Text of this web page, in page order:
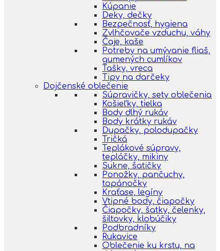
Kúpanie
Deky, dečky
Bezpečnosť, hygiena
Zvlhčovače vzduchu, váhy
Čaje, kaše
Potreby na umývanie fliaš,
gumených cumlíkov
Tašky, vreca
Tipy na darčeky
Dojčenské oblečenie
Súpravičky, sety oblečenia
Košieľky, tielka
Body dlhý rukáv
Body krátky rukáv
Dupačky, polodupačky
Tričká
Teplákové súpravy,
tepláčky, mikiny
Sukne, šatičky
Ponožky, pančuchy,
topánočky
Kraťase, legíny
Vtipné body, čiapočky
Čiapočky, šatky, čelenky,
šiltovky, klobúčiky
Podbradníky
Rukavice
Oblečenie ku krstu, na